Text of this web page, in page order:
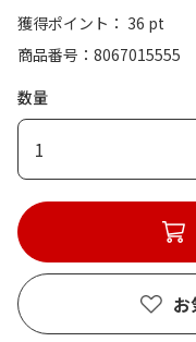
獲得ポイント： 36 pt
商品番号
8067015555
数量
1
お